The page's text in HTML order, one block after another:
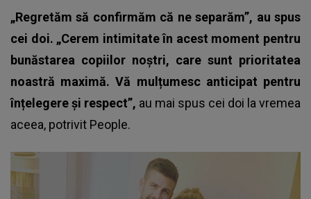
„Regretăm să confirmăm că ne separăm”, au spus
cei doi. „Cerem intimitate în acest moment pentru
bunăstarea copiilor noștri, care sunt prioritatea
noastră maximă. Vă mulțumesc anticipat pentru
înțelegere și respect”, au mai spus cei doi la vremea
aceea, potrivit People.